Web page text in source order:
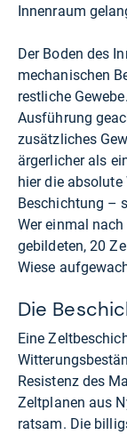
Innenraum
Der Boden des
mechanischen
restliche
Ausführung
zusätzliches
ärgerlicher als
hier die
Beschichtung –
Wer einmal
gebildeten, 20
Wiese
Die
Eine
Resistenz des
Zeltplanen aus
ratsam. Die